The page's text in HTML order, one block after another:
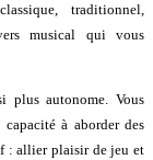
traditionnel,
musical qui vous
plus autonome. Vous
à aborder des
: allier plaisir de jeu et